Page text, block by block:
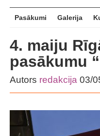
Pasākumi Galerija
4. maiju
pasākumu
Autors redakcija 03/